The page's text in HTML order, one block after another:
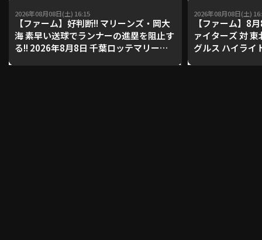
動画を検索（選手・チーム・プレー内容…）
2026年08月08日(土) 16:15
【ファーム】好判断!! マリーンズ・岡大
海 素早い送球でランナーの進塁を阻止す
る!! 2026年8月8日 千葉ロッテマリーン
2026年08月08日(土)
【ファーム】8
ァイターズ 対
グルス ハイライ